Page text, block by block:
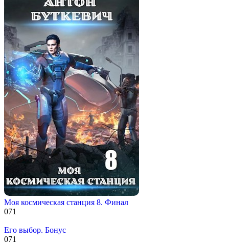
Моя космическая станция 8. Финал
071
Его выбор. Бонус
071